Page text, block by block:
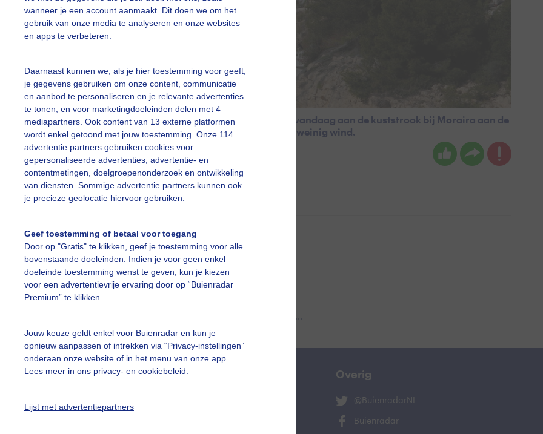
wanneer je een account aanmaakt. Dit doen we om het
gebruik van onze media te analyseren en onze websites
en apps te verbeteren.
Daarnaast kunnen we, als je hier toestemming voor geeft,
je gegevens gebruiken om onze content, communicatie
en aanbod te personaliseren en je relevante advertenties
te tonen, en voor marketingdoeleinden delen met 4
mediapartners. Ook content van 13 externe platformen
wordt enkel getoond met jouw toestemming. Onze 114
advertentie partners gebruiken cookies voor
gepersonaliseerde advertenties, advertentie- en
contentmetingen, doelgroepenonderzoek en ontwikkeling
van diensten. Sommige advertentie partners kunnen ook
je precieze geolocatie hiervoor gebruiken.
Geef toestemming of betaal voor toegang
Door op "Gratis" te klikken, geef je toestemming voor alle
bovenstaande doeleinden. Indien je voor geen enkel
doeleinde toestemming wenst te geven, kun je kiezen
voor een advertentievrije ervaring door op “Buienradar
Premium” te klikken.
Jouw keuze geldt enkel voor Buienradar en kun je
opnieuw aanpassen of intrekken via “Privacy-instellingen”
onderaan onze website of in het menu van onze app.
Lees meer in ons privacy- en cookiebeleid
Lijst met advertentiepartners
code ORANJE zoals in Nederland, maar code blauw en bruin vandaag aan de kuststrook bij Moraira aan de
Blanca. Schitterend weer ongeveer 20 graden onbewolkt en weinig wind.
Elly Meijer-Willemsen Gemaakt: 11-02-2020, 674x bekeken
Zon
slideshow
vragen
Mijn weer Overig
@BuienradarNL
Buienradar